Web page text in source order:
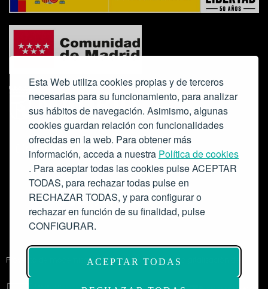
Esta Web utiliza cookies propias y de terceros
necesarias para su funcionamiento, para analizar
sus hábitos de navegación. Asimismo, algunas
cookies guardan relación con funcionalidades
ofrecidas en la web. Para obtener más
información, acceda a nuestra Política de cookies
. Para aceptar todas las cookies pulse ACEPTAR
TODAS, para rechazar todas pulse en
RECHAZAR TODAS, y para configurar o
rechazar en función de su finalidad, pulse
CONFIGURAR.
ACEPTAR TODAS
Colabora:
Proyecto de modernización de infraestructuras y digitalización del
Salón de Actos del Ateneo de Madrid como espacio escénico-musical.
Subvención: 175.000€